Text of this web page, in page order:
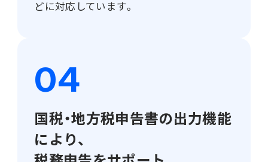
どに対応しています。
国税・地方税申告書の出力機能
により、